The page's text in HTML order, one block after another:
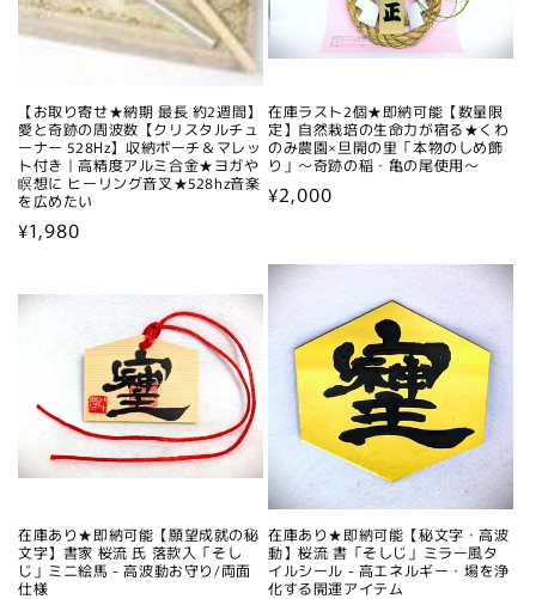
【お取り寄せ★納期 最長 約2週間】
愛と奇跡の周波数【クリスタルチュ
ーナー 528Hz】収納ポーチ＆マレッ
ト付き｜高精度アルミ合金★ヨガや
瞑想に ヒーリング音叉★528hz音楽
を広めたい
通
価
格
¥1,980
在庫ラスト2個★即納可能【数量限
定】自然栽培の生命力が宿る★くわ
のみ農園×旦開の里「本物のしめ飾
り」～奇跡の稲・亀の尾使用～
通
格
¥2,000
在庫あり★即納可能【願望成就の秘
文字】書家 桜流 氏 落款入「そし
じ」ミニ絵馬 - 高波動お守り/両面
仕様
在庫あり★即納可能【秘文字・高波
動】桜流 書「そしじ」ミラー風タ
イルシール - 高エネルギー・場を浄
化する開運アイテム